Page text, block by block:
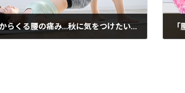
冷えからくる腰の痛み…秋に気をつけたい更年期世代の冷え腰ケア